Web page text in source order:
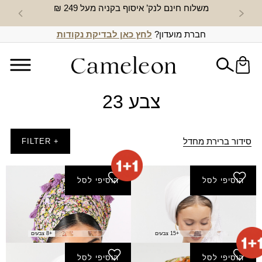
משלוח חינם לנק’ איסוף בקניה מעל 249 ₪ חדש
חברת מועדון? לחץ כאן לבדיקת נקודות
צבע 23
סידור ברירת מחדל + FILTER
הוסיפי לסל
מטפחת יגב (מרובעת)
₪ 120.00
+15 צבעים
הוסיפי לסל
מטפחת שקנאי (מרובעת)
₪80.00
+8 צבעים
הוסיפי לסל הוסיפי לסל